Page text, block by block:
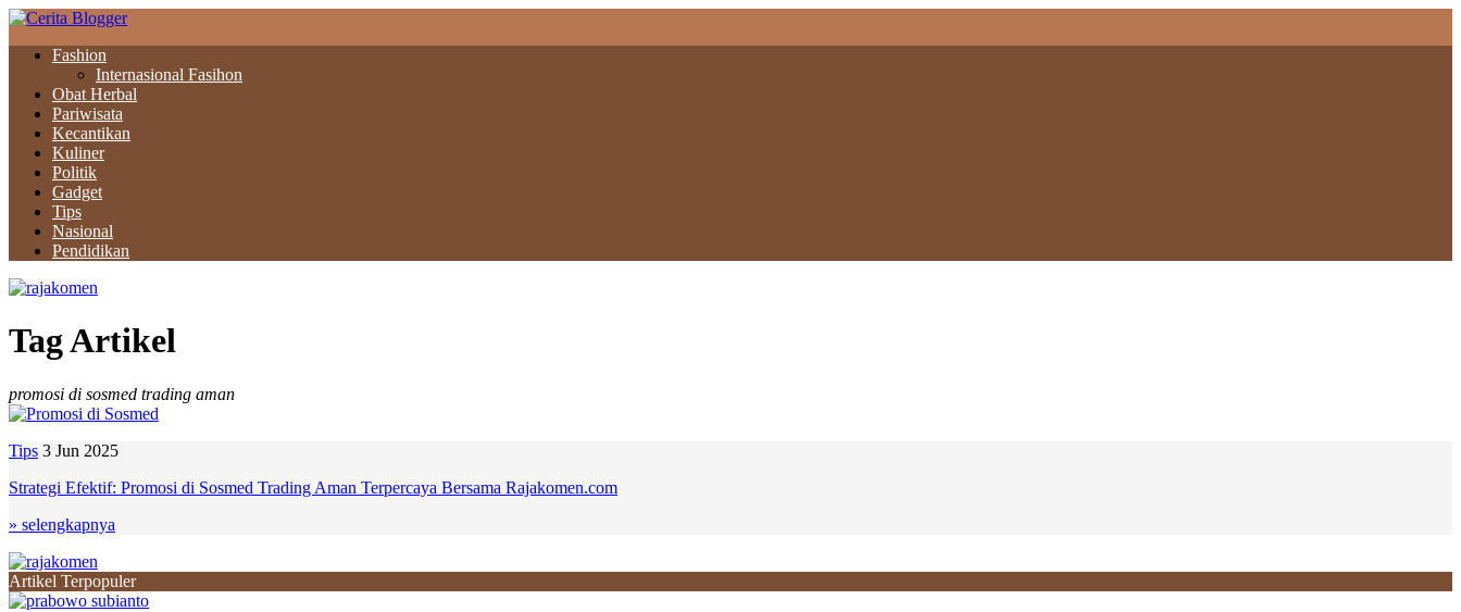
Fashion
Internasional Fasihon
Obat Herbal
Pariwisata
Kecantikan
Kuliner
Politik
Gadget
Tips
Nasional
Pendidikan
Tag Artikel
promosi di sosmed trading aman
Tips 3 Jun 2025
Strategi Efektif: Promosi di Sosmed Trading Aman Terpercaya Bersama Rajakomen.com
» selengkapnya
Artikel Terpopuler